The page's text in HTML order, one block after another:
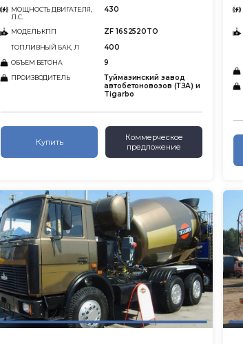
МОЩНОСТЬ ДВИГАТЕЛЯ,
Л.С.
430
МОДЕЛЬ КПП ZF 16S2520TO
ТОПЛИВНЫЙ БАК, Л 400
ОБЪЕМ БЕТОНА 9
ПРОИЗВОДИТЕЛЬ
Туймазинский завод
автобетоновозов (ТЗА) и
Tigarbo
Купить
Коммерческое
предложение